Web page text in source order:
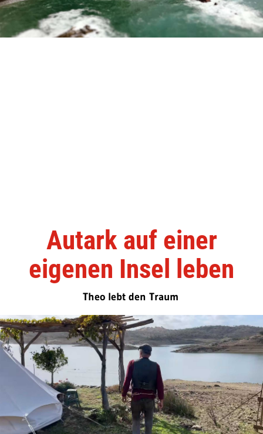
Autark auf einer
eigenen Insel leben
Theo lebt den Traum